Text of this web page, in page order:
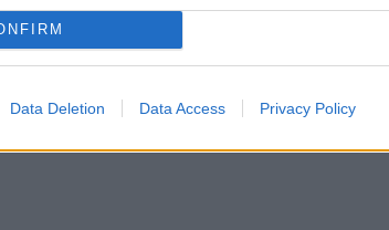
Data Deletion Data Access Privacy Policy
Mantra